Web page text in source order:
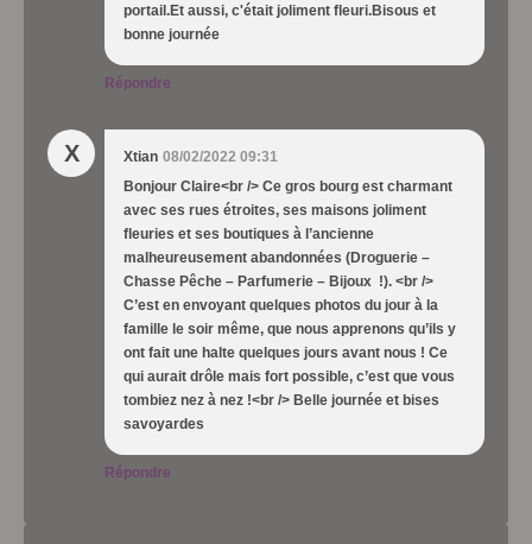
portail.Et aussi, c'était joliment fleuri.Bisous et
bonne journée
Répondre
X Xtian 08/02/2022 09:31
Bonjour Claire<br /> Ce gros bourg est charmant
avec ses rues étroites, ses maisons joliment
fleuries et ses boutiques à l’ancienne
malheureusement abandonnées (Droguerie –
Chasse Pêche – Parfumerie – Bijoux !). <br />
C’est en envoyant quelques photos du jour à la
famille le soir même, que nous apprenons qu’ils y
ont fait une halte quelques jours avant nous ! Ce
qui aurait drôle mais fort possible, c’est que vous
tombiez nez à nez !<br /> Belle journée et bises
savoyardes
Répondre